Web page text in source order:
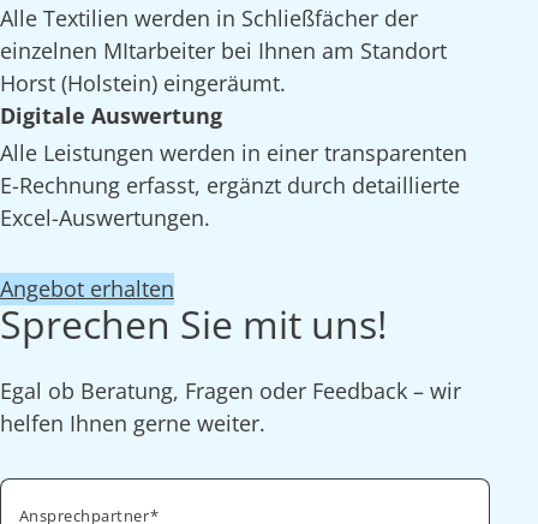
Alle Textilien werden in Schließfächer der
einzelnen MItarbeiter bei Ihnen am Standort
Horst (Holstein) eingeräumt.
Digitale Auswertung
Alle Leistungen werden in einer transparenten
E-Rechnung erfasst, ergänzt durch detaillierte
Excel-Auswertungen.
Angebot erhalten
Sprechen Sie mit uns!
Egal ob Beratung, Fragen oder Feedback – wir
helfen Ihnen gerne weiter.
Ansprechpartner